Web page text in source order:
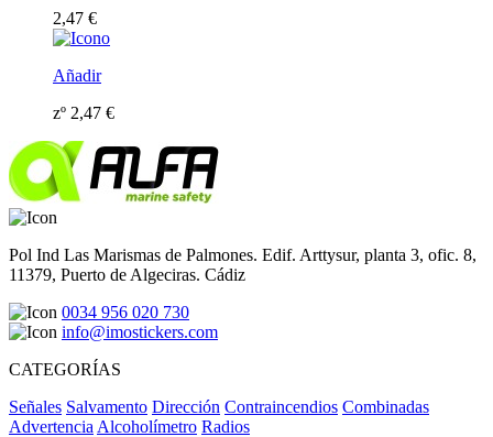
2,47 €
Añadir
zº 2,47 €
Pol Ind Las Marismas de Palmones. Edif. Arttysur, planta 3, ofic. 8,
11379, Puerto de Algeciras. Cádiz
0034 956 020 730
info@imostickers.com
CATEGORÍAS
Señales Salvamento Dirección Contraincendios Combinadas
Advertencia Alcoholímetro Radios